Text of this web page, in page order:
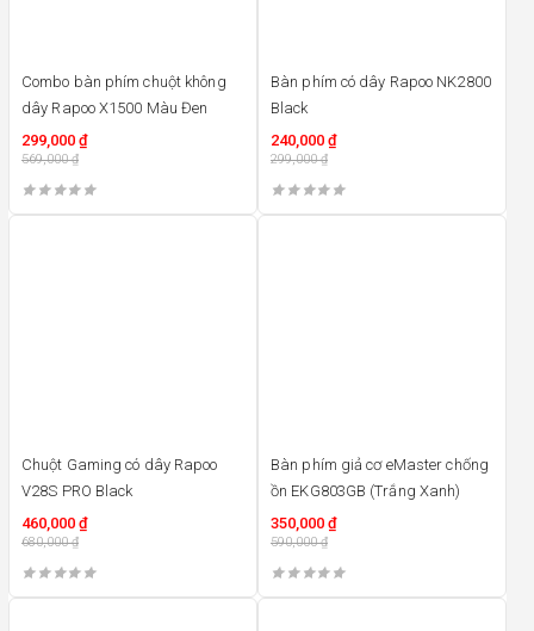
Combo bàn phím chuột không
dây Rapoo X1500 Màu Đen
299,000 ₫
569,000₫
Bàn phím có dây Rapoo NK2800
Black
240,000 ₫
299,000₫
Chuột Gaming có dây Rapoo
V28S PRO Black
460,000 ₫
680,000₫
Bàn phím giả cơ eMaster chống
ồn EKG803GB (Trắng Xanh)
350,000 ₫
590,000₫